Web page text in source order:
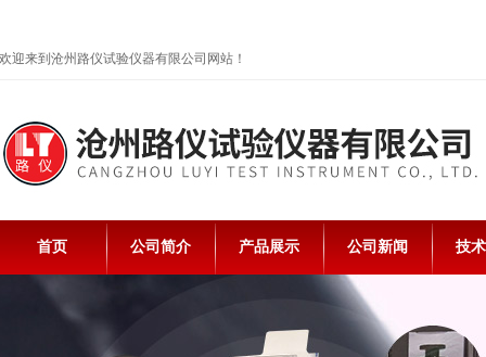
欢迎来到沧州路仪试验仪器有限公司网站！
首页 公司简介 产品展示 公司新闻 技